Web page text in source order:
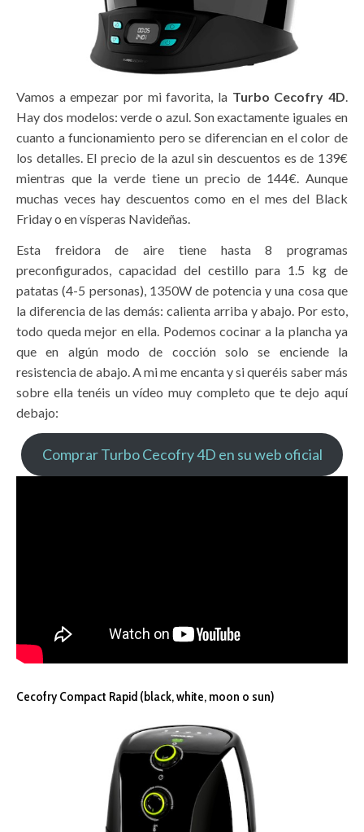
Vamos a empezar por mi favorita, la Turbo Cecofry 4D.
Hay dos modelos: verde o azul. Son exactamente iguales en
cuanto a funcionamiento pero se diferencian en el color de
los detalles. El precio de la azul sin descuentos es de 139€
mientras que la verde tiene un precio de 144€. Aunque
muchas veces hay descuentos como en el mes del Black
Friday o en vísperas Navideñas.
Esta freidora de aire tiene hasta 8 programas
preconfigurados, capacidad del cestillo para 1.5 kg de
patatas (4-5 personas), 1350W de potencia y una cosa que
la diferencia de las demás: calienta arriba y abajo. Por esto,
todo queda mejor en ella. Podemos cocinar a la plancha ya
que en algún modo de cocción solo se enciende la
resistencia de abajo. A mi me encanta y si queréis saber más
sobre ella tenéis un vídeo muy completo que te dejo aquí
debajo:
Comprar Turbo Cecofry 4D en su web oficial
Cecofry Compact Rapid (black, white, moon o sun)